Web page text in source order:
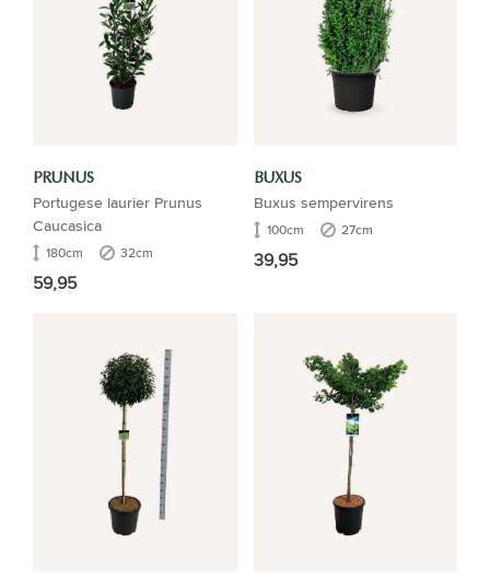
PRUNUS
Portugese laurier Prunus
Caucasica
180cm 32cm
59,95
BUXUS
Buxus sempervirens
100cm 27cm
39,95